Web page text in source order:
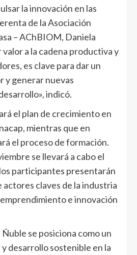
la innovación en las
de la Asociación
– AChBIOM, Daniela
valor a la cadena productiva y
es clave para dar un
y generar nuevas
indicó.
el plan de crecimiento en
mientras que en
el proceso de formación.
se llevará a cabo el
participantes presentarán
claves de la industria
e innovación
se posiciona como un
desarrollo sostenible en la